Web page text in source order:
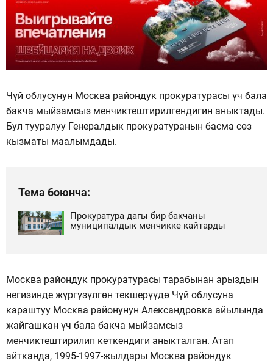
Чүй облусунун Москва райондук прокуратурасы үч бала
бакча мыйзамсыз менчиктештирилгендигин аныктады.
Бул тууралуу Генералдык прокуратуранын басма сөз
кызматы маалымдады.
Тема боюнча:
Прокуратура дагы бир бакчаны
муниципалдык менчикке кайтарды
Москва райондук прокуратурасы тарабынан арыздын
негизинде жүргүзүлгөн текшерүүдө Чүй облусуна
караштуу Москва районунун Александровка айылында
жайгашкан үч бала бакча мыйзамсыз
менчиктештирилип кеткендиги аныкталган. Атап
айтканда, 1995-1997-жылдары Москва райондук